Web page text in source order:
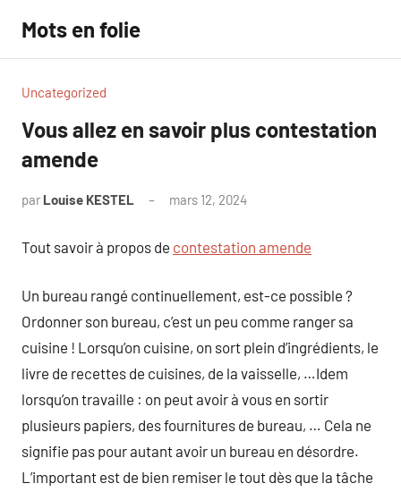
contenu
Mots en folie
Uncategorized
Vous allez en savoir plus contestation
amende
par Louise KESTEL mars 12, 2024
Tout savoir à propos de contestation amende
Un bureau rangé continuellement, est-ce possible ?
Ordonner son bureau, c’est un peu comme ranger sa
cuisine ! Lorsqu’on cuisine, on sort plein d’ingrédients, le
livre de recettes de cuisines, de la vaisselle, …Idem
lorsqu’on travaille : on peut avoir à vous en sortir
plusieurs papiers, des fournitures de bureau, … Cela ne
signifie pas pour autant avoir un bureau en désordre.
L’important est de bien remiser le tout dès que la tâche